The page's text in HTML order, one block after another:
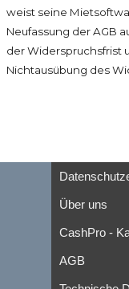
weist seine
Neufassung der AGB
der Widerspruchsfrist
Nichtausübung des
Über uns
CashPro -
AGB